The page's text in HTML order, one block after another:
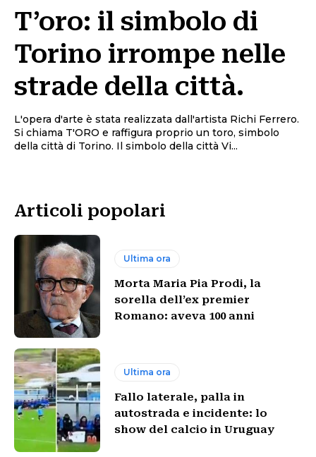
T’oro: il simbolo di
Torino irrompe nelle
strade della città.
L'opera d'arte è stata realizzata dall'artista Richi Ferrero.
Si chiama T'ORO e raffigura proprio un toro, simbolo
della città di Torino. Il simbolo della città Vi...
Articoli popolari
Ultima ora
Morta Maria Pia Prodi, la
sorella dell’ex premier
Romano: aveva 100 anni
Ultima ora
Fallo laterale, palla in
autostrada e incidente: lo
show del calcio in Uruguay